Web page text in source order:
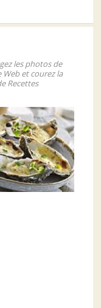
les photos de
et courez la
Recettes